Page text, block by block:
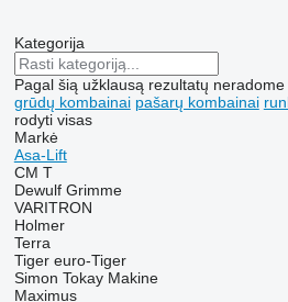
Kategorija
Pagal šią užklausą rezultatų neradome
grūdų kombainai pašarų kombainai
rodyti visas
Markė
Asa-Lift
CM T
Dewulf Grimme
VARITRON
Holmer
Terra
Tiger euro-Tiger
Simon Tokay Makine
Maximus